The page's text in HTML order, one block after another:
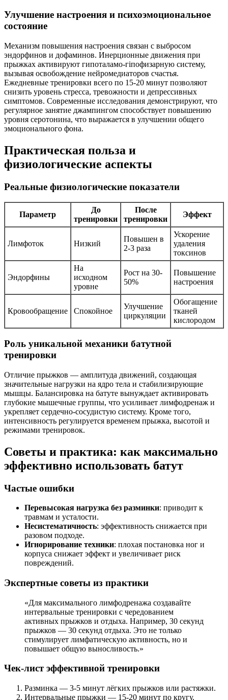
Улучшение настроения и психоэмоциональное
состояние
Механизм повышения настроения связан с выбросом
эндорфинов и дофаминов. Инерционные движения при
прыжках активируют гипоталамо-гіпофизарную систему,
вызывая освобождение нейромедиаторов счастья.
Ежедневные тренировки всего по 15-20 минут позволяют
снизить уровень стресса, тревожности и депрессивных
симптомов. Современные исследования демонстрируют, что
регулярное занятие джампингом способствует повышению
уровня серотонина, что выражается в улучшении общего
эмоционального фона.
Практическая польза и
физиологические аспекты
Реальные физиологические показатели
Параметр
До
тренировки
После
тренировки
Эффект
Лимфоток Низкий
Повышен в
2-3 раза
Ускорение
удаления
токсинов
Эндорфины
На
исходном
уровне
Рост на 30-
50%
Повышение
настроения
Кровообращение Спокойное
Улучшение
циркуляции
Обогащение
тканей
кислородом
Роль уникальной механики батутной
тренировки
Отличие прыжков — амплитуда движений, создающая
значительные нагрузки на ядро тела и стабилизирующие
мышцы. Балансировка на батуте вынуждает активировать
глубокие мышечные группы, что усиливает лимфодренаж и
укрепляет сердечно-сосудистую систему. Кроме того,
интенсивность регулируется временем прыжка, высотой и
режимами тренировок.
Советы и практика: как максимально
эффективно использовать батут
Частые ошибки
Перевысокая нагрузка без разминки: приводит к
травмам и усталости.
Несистематичность: эффективность снижается при
разовом подходе.
Игнорирование техники: плохая постановка ног и
корпуса снижает эффект и увеличивает риск
повреждений.
Экспертные советы из практики
«Для максимального лимфодренажа создавайте
интервальные тренировки с чередованием
активных прыжков и отдыха. Например, 30 секунд
прыжков — 30 секунд отдыха. Это не только
стимулирует лимфатическую активность, но и
повышает общую выносливость.»
Чек-лист эффективной тренировки
Разминка — 3-5 минут лёгких прыжков или растяжки.
Интервальные прыжки — 15-20 минут по кругу.